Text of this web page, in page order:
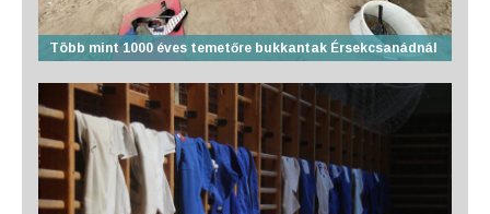
Több mint 1000 éves temetőre bukkantak Érsekcsanádnál